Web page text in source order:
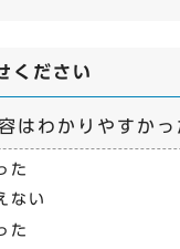
ください
はわかりやすかっ
た
ない
た